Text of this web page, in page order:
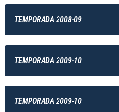
TEMPORADA 2008-09
TEMPORADA 2009-10
TEMPORADA 2009-10